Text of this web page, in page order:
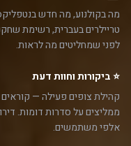
מה בקולנוע, מה חדש
טריילרים בעברית, רשימת
לפני שמחליטים מה לראות.
⭐ ביקורות וחוות דעת
קהילת צופים פעילה —
ממליצים על סדרות דומות.
אלפי משתמשים.